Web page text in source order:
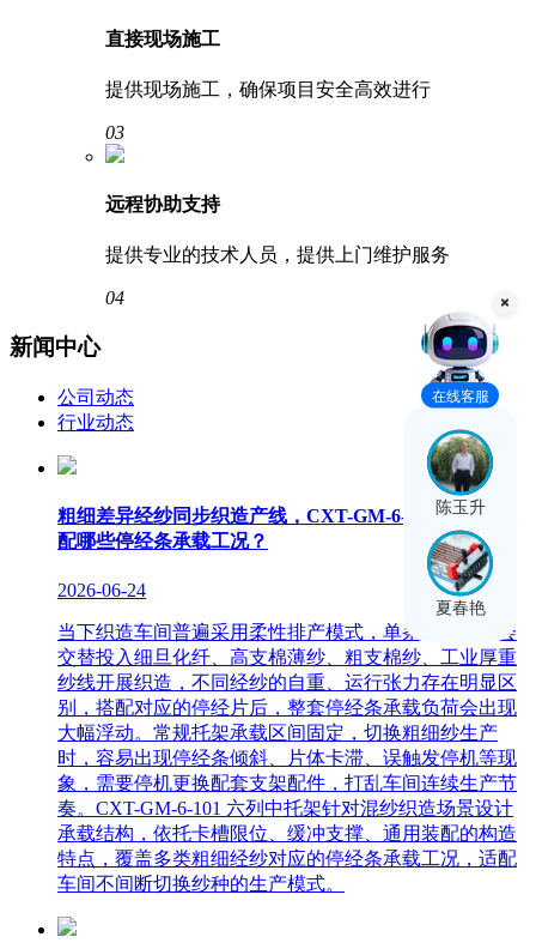
直接现场施工
提供现场施工，确保项目安全高效进行
03
远程协助支持
提供专业的技术人员，提供上门维护服务
04
新闻中心
公司动态
行业动态
粗细差异经纱同步织造产线，CXT-GM-6-101 中托架适
配哪些停经条承载工况？
2026-06-24
当下织造车间普遍采用柔性排产模式，单条织机产线会
交替投入细旦化纤、高支棉薄纱、粗支棉纱、工业厚重
纱线开展织造，不同经纱的自重、运行张力存在明显区
别，搭配对应的停经片后，整套停经条承载负荷会出现
大幅浮动。常规托架承载区间固定，切换粗细纱生产
时，容易出现停经条倾斜、片体卡滞、误触发停机等现
象，需要停机更换配套支架配件，打乱车间连续生产节
奏。CXT-GM-6-101 六列中托架针对混纱织造场景设计
承载结构，依托卡槽限位、缓冲支撑、通用装配的构造
特点，覆盖多类粗细经纱对应的停经条承载工况，适配
车间不间断切换纱种的生产模式。
在线客服
陈玉升
夏春艳